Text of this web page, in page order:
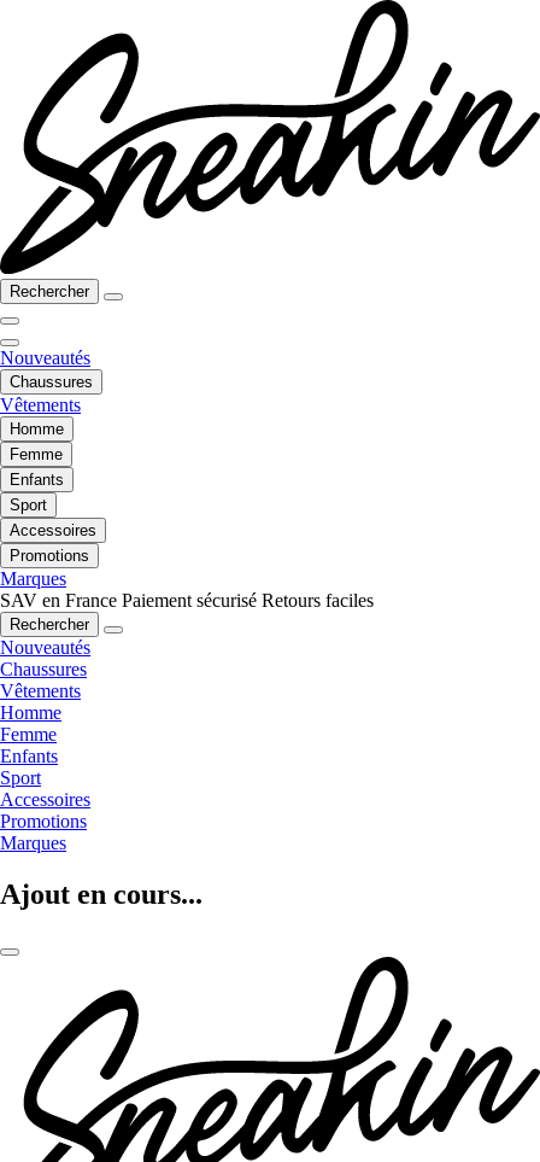
Rechercher
Nouveautés
Chaussures
Vêtements
Homme
Femme
Enfants
Sport
Accessoires
Promotions
Marques
SAV en France Paiement sécurisé Retours faciles
Rechercher
Nouveautés
Chaussures
Vêtements
Homme
Femme
Enfants
Sport
Accessoires
Promotions
Marques
Ajout en cours...